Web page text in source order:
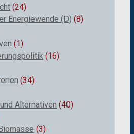
(24)
Energiewende (D) (8)
(1)
(16)
(34)
Alternativen (40)
(3)